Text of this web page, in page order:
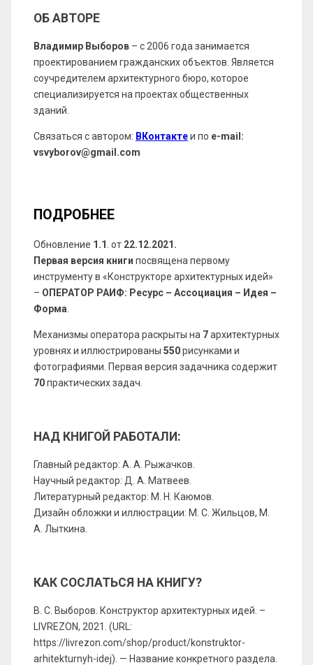
ОБ АВТОРЕ
Владимир Выборов – с 2006 года занимается
проектированием гражданских объектов. Является
соучредителем архитектурного бюро, которое
специализируется на проектах общественных
зданий.
Связаться с автором: ВКонтактеи по e-mail:
vsvyborov@gmail.com
ПОДРОБНЕЕ
Обновление 1.1 . от 22.12.2021.
Первая версия книги посвящена первому
инструменту в «Конструкторе архитектурных идей»
– ОПЕРАТОР РАИФ: Ресурс – Ассоциация – Идея –
Форма
Механизмы оператора раскрыты на 7архитектурных
уровнях и иллюстрированы 550рисунками и
фотографиями. Первая версия задачника содержит
70практических задач.
НАД КНИГОЙ РАБОТАЛИ:
Главный редактор: А. А. Рыжачков.
Научный редактор: Д. А. Матвеев.
Литературный редактор: М. Н. Каюмов.
Дизайн обложки и иллюстрации: М. С. Жильцов, М.
А. Лыткина.
КАК СОСЛАТЬСЯ НА КНИГУ?
В. С. Выборов. Конструктор архитектурных идей. –
LIVREZON, 2021. (URL:
https://livrezon.com/shop/product/konstruktor-
arhitekturnyh-idej). — Название конкретного раздела.